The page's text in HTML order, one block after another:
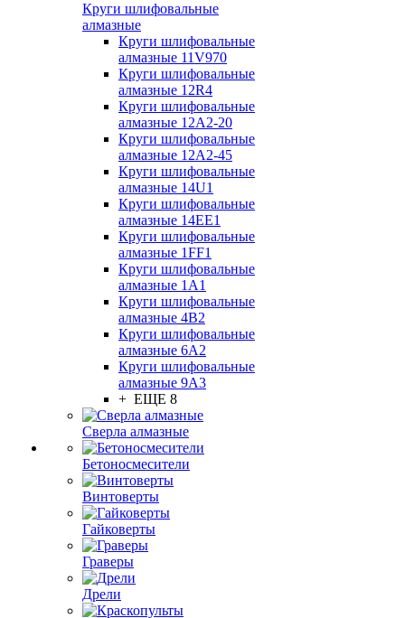
Круги шлифовальные
алмазные
Круги шлифовальные
алмазные 11V970
Круги шлифовальные
алмазные 12R4
Круги шлифовальные
алмазные 12А2-20
Круги шлифовальные
алмазные 12А2-45
Круги шлифовальные
алмазные 14U1
Круги шлифовальные
алмазные 14ЕЕ1
Круги шлифовальные
алмазные 1FF1
Круги шлифовальные
алмазные 1А1
Круги шлифовальные
алмазные 4В2
Круги шлифовальные
алмазные 6A2
Круги шлифовальные
алмазные 9А3
+ ЕЩЕ 8
Сверла алмазные
Бетоносмесители
Винтоверты
Гайковерты
Граверы
Дрели